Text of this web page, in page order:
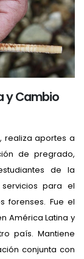
y Cambio
realiza aportes a
de pregrado,
de la
para el
forenses. Fue el
América Latina y
país. Mantiene
conjunta con